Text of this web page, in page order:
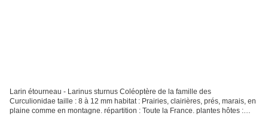
Larin étourneau - Larinus sturnus Coléoptère de la famille des
Curculionidae taille : 8 à 12 mm habitat : Prairies, clairières, prés, marais, en
plaine comme en montagne. répartition : Toute la France. plantes hôtes :